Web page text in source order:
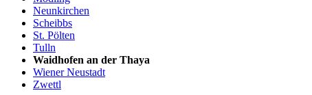
Neunkirchen
Scheibbs
St. Pölten
Tulln
Waidhofen an der Thaya
Wiener Neustadt
Zwettl